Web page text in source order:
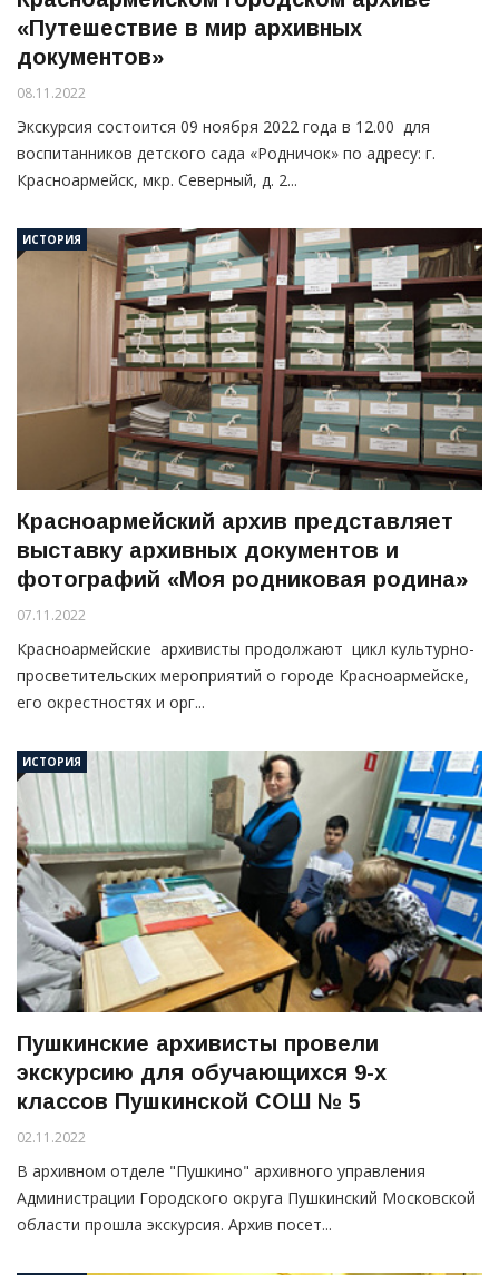
«Путешествие в мир архивных
документов»
08.11.2022
Экскурсия состоится 09 ноября 2022 года в 12.00 для
воспитанников детского сада «Родничок» по адресу: г.
Красноармейск, мкр. Северный, д. 2...
ИСТОРИЯ
Красноармейский архив представляет
выставку архивных документов и
фотографий «Моя родниковая родина»
07.11.2022
Красноармейские архивисты продолжают цикл культурно-
просветительских мероприятий о городе Красноармейске,
его окрестностях и орг...
ИСТОРИЯ
Пушкинские архивисты провели
экскурсию для обучающихся 9-х
классов Пушкинской СОШ № 5
02.11.2022
В архивном отделе "Пушкино" архивного управления
Администрации Городского округа Пушкинский Московской
области прошла экскурсия. Архив посет...